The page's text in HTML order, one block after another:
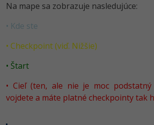
Kurzy e-commerce
Marketing -30%
HTML/CSS -80%
Príbehy absolventov
Na mape sa zobrazuje nasledujúce:
• Kde ste
• Checkpoint (viď. Nižšie)
• Štart
• Cieľ (ten, ale nie je moc
vojdete a máte platné checkpointy tak